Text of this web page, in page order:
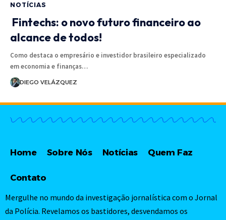
NOTÍCIAS
Fintechs: o novo futuro financeiro ao
alcance de todos!
Como destaca o empresário e investidor brasileiro especializado
em economia e finanças…
DIEGO VELÁZQUEZ
Home Sobre Nós Notícias Quem Faz
Contato
Mergulhe no mundo da investigação jornalística com o Jornal
da Polícia. Revelamos os bastidores, desvendamos os